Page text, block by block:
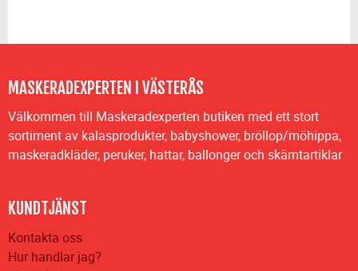
MASKERADEXPERTEN I VÄSTERÅS
Välkommen till Maskeradexperten butiken med ett stort
sortiment av kalasprodukter, babyshower, bröllop/möhippa,
maskeradkläder, peruker, hattar, ballonger och skämtartiklar
KUNDTJÄNST
Kontakta oss
Hur handlar jag?